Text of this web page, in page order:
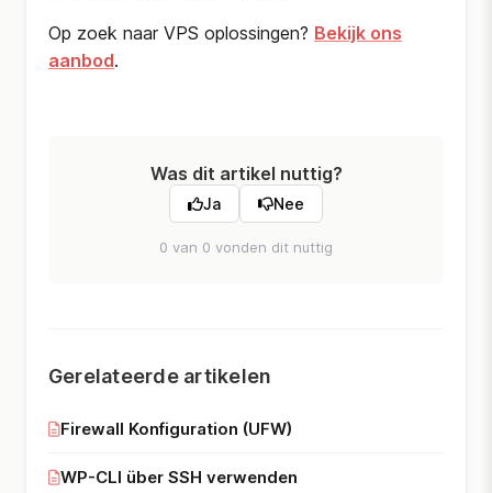
Op zoek naar VPS oplossingen? Bekijk ons
aanbod.
Was dit artikel nuttig?
Ja Nee
0 van 0 vonden dit nuttig
Gerelateerde artikelen
Firewall Konfiguration (UFW)
WP-CLI über SSH verwenden